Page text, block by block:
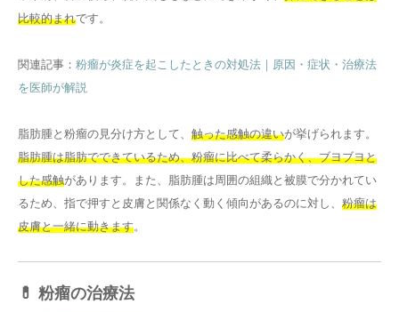
比較的まれです。
関連記事： 粉瘤が炎症を起こしたときの対処法｜原因・症状・治療法
を医師が解説
脂肪腫と粉瘤の見分け方として、 触った感触の違いが挙げられます。
脂肪腫は脂肪でできているため、粉瘤に比べて柔らかく、ブヨブヨと
した感触があります。また、脂肪腫は周囲の組織と被膜で分かれてい
るため、指で押すと皮膚と関係なく動く傾向があるのに対し、 粉瘤は
皮膚と一緒に動きます。
💊 粉瘤の治療法